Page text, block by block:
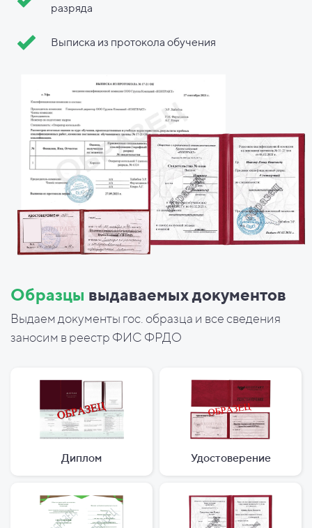
разряда
Выписка из протокола обучения
Образцы выдаваемых документов
Выдаем документы гос. образца и все сведения
заносим в реестр ФИС ФРДО
Диплом Удостоверение